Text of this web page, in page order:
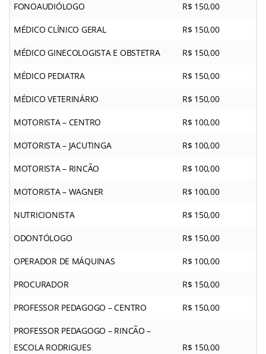
FONOAUDIÓLOGO R$ 150,00
MÉDICO CLÍNICO GERAL R$ 150,00
MÉDICO GINECOLOGISTA E OBSTETRA R$ 150,00
MÉDICO PEDIATRA R$ 150,00
MÉDICO VETERINÁRIO R$ 150,00
MOTORISTA – CENTRO R$ 100,00
MOTORISTA – JACUTINGA R$ 100,00
MOTORISTA – RINCÃO R$ 100,00
MOTORISTA – WAGNER R$ 100,00
NUTRICIONISTA R$ 150,00
ODONTÓLOGO R$ 150,00
OPERADOR DE MÁQUINAS R$ 100,00
PROCURADOR R$ 150,00
PROFESSOR PEDAGOGO – CENTRO R$ 150,00
PROFESSOR PEDAGOGO – RINCÃO –
ESCOLA RODRIGUES
R$ 150,00